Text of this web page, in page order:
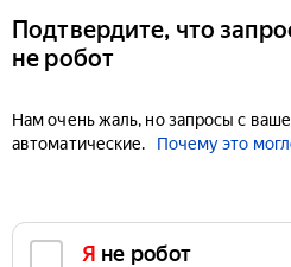
Подтвердите, что
не робот
Нам очень жаль, но запросы с
автоматические.
Почему это
Я не робот